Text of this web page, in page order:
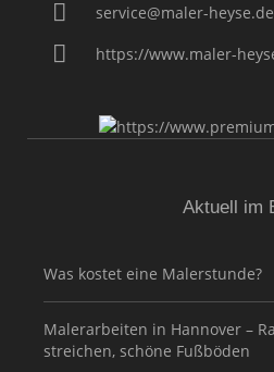
service@maler-heyse.de
https://www.maler-
Aktuell im
Was kostet eine Malerstunde?
Malerarbeiten in Hannover –
streichen, schöne Fußböden